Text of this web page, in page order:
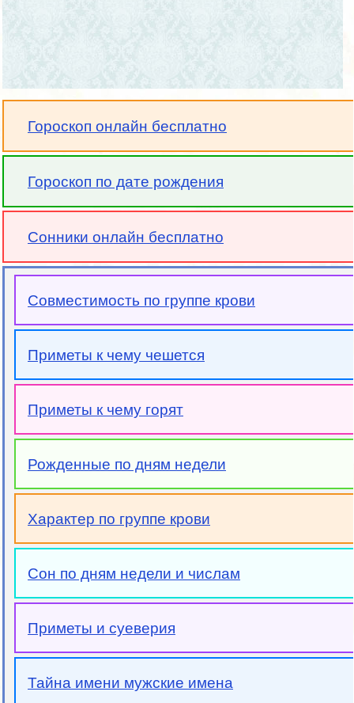
Гороскоп онлайн бесплатно
Гороскоп по дате рождения
Сонники онлайн бесплатно
Совместимость по группе крови
Приметы к чему чешется
Приметы к чему горят
Рожденные по дням недели
Характер по группе крови
Сон по дням недели и числам
Приметы и суеверия
Тайна имени мужские имена